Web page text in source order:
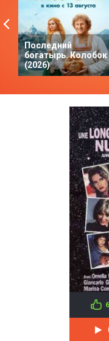
Последний
богатырь. Колобок
(2026)
6